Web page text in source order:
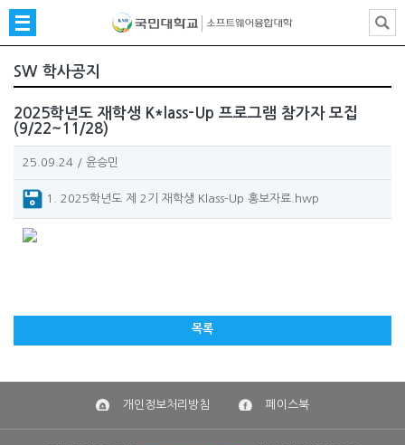
SW 학사공지
2025학년도 재학생 K*lass-Up 프로그램 참가자 모집
(9/22~11/28)
25.09.24 / 윤승민
1. 2025학년도 제 2기 재학생 Klass-Up 홍보자료.hwp
목록
개인정보처리방침 페이스북